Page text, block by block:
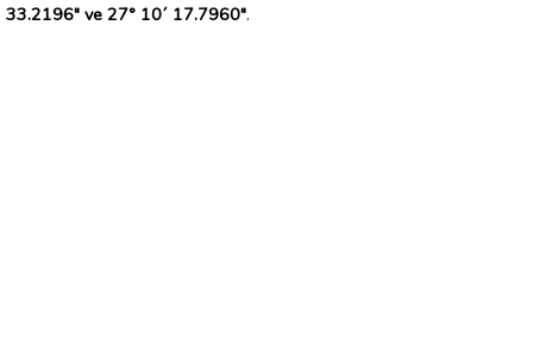
33.2196" ve 27° 10´ 17.7960".